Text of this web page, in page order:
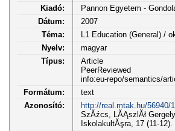
Kiadó:
Pannon Egyetem -
Dátum:
2007
Téma:
L1 Education (General) /
Nyelv:
magyar
Típus:
Article
PeerReviewed
info:eu-repo/semantics/
Formátum:
text
Azonosító:
http://real.mtak.hu/56940/
SzĂźcs, LĂĄszlĂł
IskolakultĂşra, 17 (11-